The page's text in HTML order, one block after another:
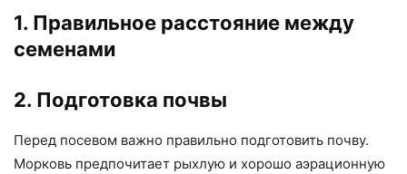
1. Правильное расстояние между
семенами
2. Подготовка почвы
Перед посевом важно правильно подготовить почву.
Морковь предпочитает рыхлую и хорошо аэрационную